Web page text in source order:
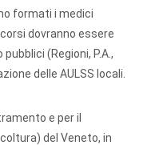
formati i medici
dovranno essere
(Regioni, P.A.,
delle AULSS locali.
e per il
del Veneto, in